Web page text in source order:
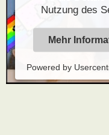
Nutzung des
Mehr
Powered by